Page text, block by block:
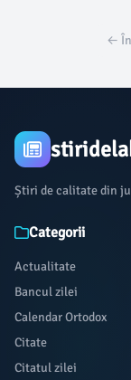
←
Știri de calitate din
Categorii
Actualitate
Bancul zilei
Calendar Ortodox
Citate
Citatul zilei